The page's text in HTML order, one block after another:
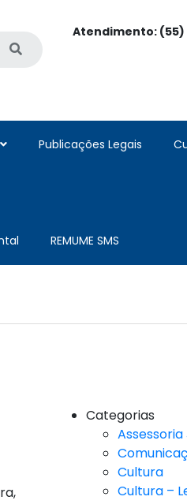
Atendimento: (55)
Publicações Legais
REMUME SMS
Categorias
Cultura
Cultura –